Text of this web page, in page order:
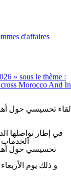
d'affaires
» sous le thème :
Morocco And In
لقاء تحسيسي حول أهم
في إطار تواصلها
تحسيسي حول أهم
و ذلك يوم الأربعاء